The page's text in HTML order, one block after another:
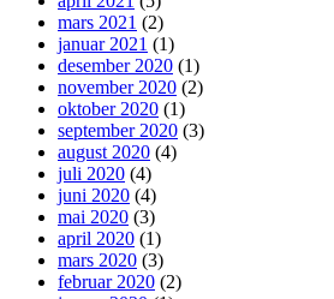
mars 2021 (2)
januar 2021 (1)
desember 2020 (1)
november 2020 (2)
oktober 2020 (1)
september 2020 (3)
august 2020 (4)
juli 2020 (4)
juni 2020 (4)
mai 2020 (3)
april 2020 (1)
mars 2020 (3)
februar 2020 (2)